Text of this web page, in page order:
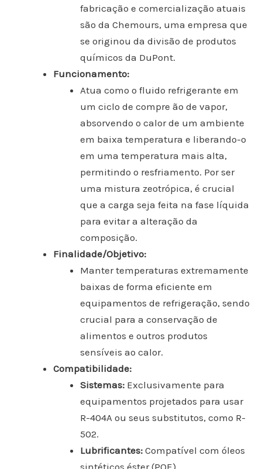
fabricação e comercialização atuais
são da Chemours, uma empresa que
se originou da divisão de produtos
químicos da DuPont.
Funcionamento:
Atua como o fluido refrigerante em
um ciclo de compre ão de vapor,
absorvendo o calor de um ambiente
em baixa temperatura e liberando-o
em uma temperatura mais alta,
permitindo o resfriamento. Por ser
uma mistura zeotrópica, é crucial
que a carga seja feita na fase líquida
para evitar a alteração da
composição.
Finalidade/Objetivo:
Manter temperaturas extremamente
baixas de forma eficiente em
equipamentos de refrigeração, sendo
crucial para a conservação de
alimentos e outros produtos
sensíveis ao calor.
Compatibilidade:
Sistemas:Exclusivamente para
equipamentos projetados para usar
R-404A ou seus substitutos, como R-
502.
Lubrificantes:Compatível com óleos
sintéticos éster (POE).